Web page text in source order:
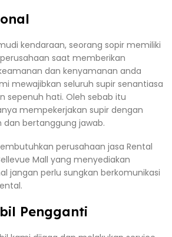
kendaraan, seorang sopir memiliki
saat memberikan
dan kenyamanan anda
mewajibkan seluruh supir senantiasa
sepenuh hati. Oleh sebab itu
mempekerjakan supir dengan
dan bertanggung jawab.
perusahaan jasa Rental
Mall yang menyediakan
jangan perlu sungkan berkomunikasi
Pengganti